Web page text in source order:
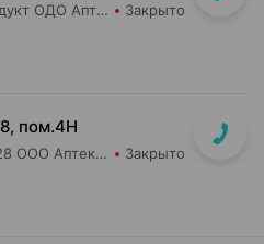
Планета Здоровья Фарм-Продукт ОДО Аптека №24 Закрыто
пом.4Н
Планета Здоровья Аптека №28 ООО Аптека №1 Закрыто